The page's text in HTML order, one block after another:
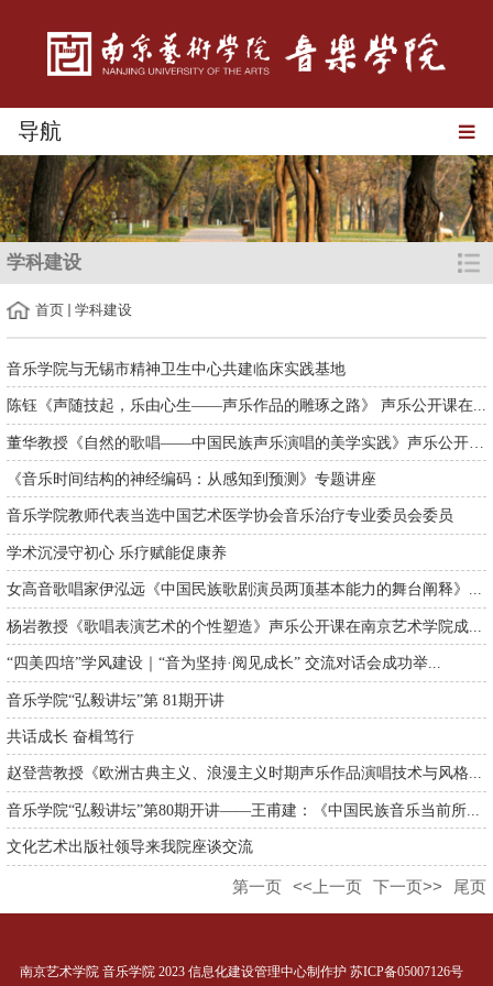
导航
学科建设
首页 学科建设
音乐学院与无锡市精神卫生中心共建临床实践基地
陈钰《声随技起，乐由心生——声乐作品的雕琢之路》 声乐公开课在...
《音乐时间结构的神经编码：从感知到预测》专题讲座
音乐学院教师代表当选中国艺术医学协会音乐治疗专业委员会委员
学术沉浸守初心 乐疗赋能促康养
女高音歌唱家伊泓远《中国民族歌剧演员两顶基本能力的舞台阐释》...
杨岩教授《歌唱表演艺术的个性塑造》声乐公开课在南京艺术学院成...
“四美四培”学风建设｜“音为坚持·阅见成长” 交流对话会成功举...
音乐学院“弘毅讲坛”第 81期开讲
共话成长 奋楫笃行
赵登营教授《欧洲古典主义、浪漫主义时期声乐作品演唱技术与风格...
音乐学院“弘毅讲坛”第80期开讲——王甫建：《中国民族音乐当前所...
文化艺术出版社领导来我院座谈交流
第一页 <<上一页 下一页>> 尾页
南京艺术学院 音乐学院 2023 信息化建设管理中心制作护 苏ICP备05007126号